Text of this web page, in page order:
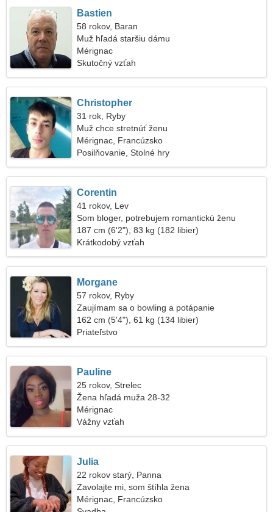
Bastien
58 rokov, Baran
Muž hľadá staršiu dámu
Mérignac
Skutočný vzťah
Christopher
31 rok, Ryby
Muž chce stretnúť ženu
Mérignac, Francúzsko
Posilňovanie, Stolné hry
Corentin
41 rokov, Lev
Som bloger, potrebujem romantickú ženu
187 cm (6'2"), 83 kg (182 libier)
Krátkodobý vzťah
Morgane
57 rokov, Ryby
Zaujímam sa o bowling a potápanie
162 cm (5'4"), 61 kg (134 libier)
Priateľstvo
Pauline
25 rokov, Strelec
Žena hľadá muža 28-32
Mérignac
Vážny vzťah
Julia
22 rokov starý, Panna
Zavolajte mi, som štíhla žena
Mérignac, Francúzsko